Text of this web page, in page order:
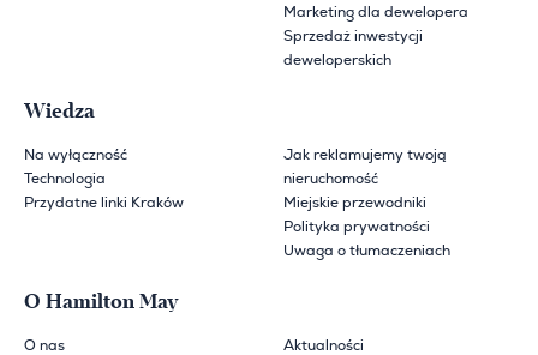
Marketing dla dewelopera
Sprzedaż inwestycji
deweloperskich
Wiedza
Na wyłączność
Technologia
Przydatne linki Kraków
Jak reklamujemy twoją
nieruchomość
Miejskie przewodniki
Polityka prywatności
Uwaga o tłumaczeniach
O Hamilton May
O nas
Aktualności